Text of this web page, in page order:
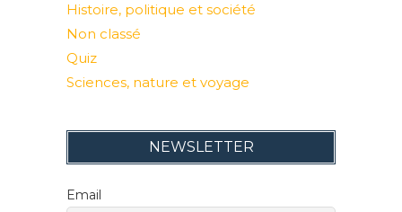
Histoire, politique et société
Non classé
Quiz
Sciences, nature et voyage
NEWSLETTER
Email